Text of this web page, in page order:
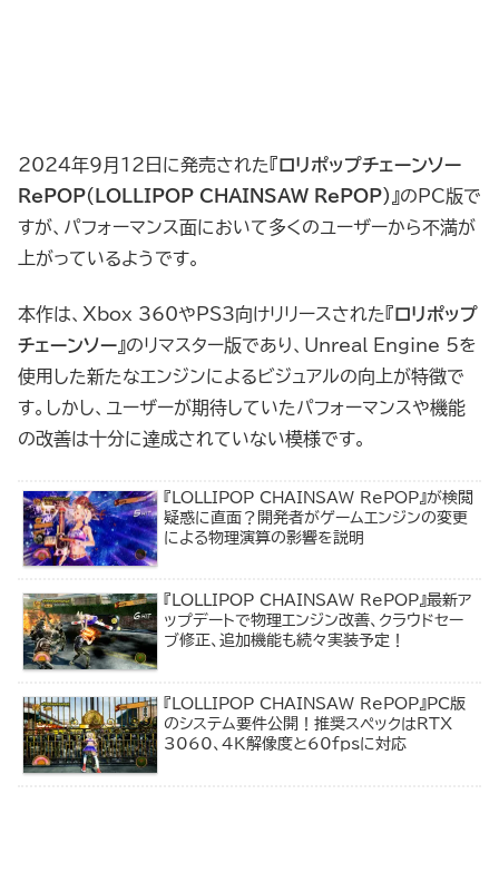
2024年9月12日に発売された『ロリポップチェーンソー
RePOP（LOLLIPOP CHAINSAW RePOP） 』のPC版で
すが、パフォーマンス面において多くのユーザーから不満が
上がっているようです。
本作は、Xbox 360やPS3向けリリースされた『ロリポップ
チェーンソー 』のリマスター版であり、Unreal Engine 5を
使用した新たなエンジンによるビジュアルの向上が特徴で
す。しかし、ユーザーが期待していたパフォーマンスや機能
の改善は十分に達成されていない模様です。
『LOLLIPOP CHAINSAW RePOP』が検閲
疑惑に直面？開発者がゲームエンジンの変更
による物理演算の影響を説明
『LOLLIPOP CHAINSAW RePOP』最新ア
ップデートで物理エンジン改善、クラウドセー
ブ修正、追加機能も続々実装予定！
『LOLLIPOP CHAINSAW RePOP』PC版
のシステム要件公開！推奨スペックはRTX
3060、4K解像度と60fpsに対応